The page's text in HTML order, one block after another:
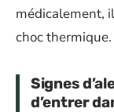
médicalement,
choc thermique.
Signes
d’entrer